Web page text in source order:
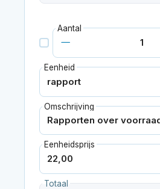
Aantal
Eenheid
Omschrijving
Eenheidsprijs
Totaal